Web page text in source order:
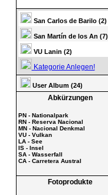
San Carlos de Barilo (2)
San Martín de los An (7)
VU Lanin (2)
Kategorie Anlegen!
User Album (24)
Abkürzungen
PN - Nationalpark
RN - Reserva Nacional
MN - Nacional Denkmal
VU - Vulkan
LA - See
IS - Insel
SA - Wasserfall
CA - Carretera Austral
Fotoprodukte